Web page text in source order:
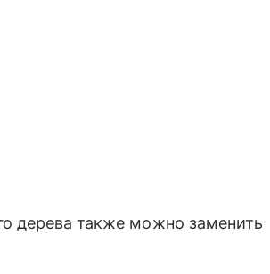
дерева также можно заменить